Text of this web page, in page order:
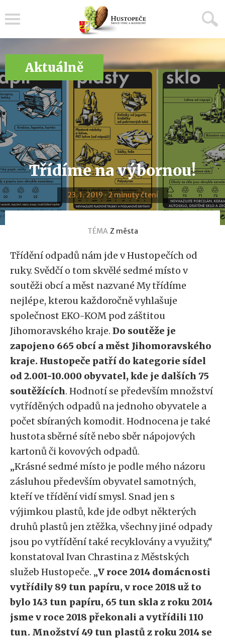
Aktuálně
Třídíme na výbornou!
23. 1. 2019 · 2 minuty čtení
TÉMA Z města
Třídění odpadů nám jde v Hustopečích od
ruky. Svědčí o tom skvělé sedmé místo v
soutěži obcí a měst nazvané My třídíme
nejlépe, kterou každoročně vyhlašuje
společnost EKO-KOM pod záštitou
Jihomoravského kraje. Do soutěže je
zapojeno 665 obcí a měst Jihomoravského
kraje. Hustopeče patří do kategorie sídel
od 2.001-10.000 obyvatel, kde je dalších 75
soutěžících. Hodnotí se především množství
vytříděných odpadů na jednoho obyvatele a
počet sbíraných komodit. Hodnocena je také
hustota sběrné sítě nebo sběr nápojových
kartonů či kovových odpadů.
„Krásné sedmé místo je podle mého názoru
zásluhou především obyvatel samotných,
kteří ve třídění vidí smysl. Snad jen s
výjimkou plastů, kde jde odbyt některých
druhů plastů jen ztěžka, všechny jiné odpady
jsou po vytřídění také recyklovány a využity,“
konstatoval Ivan Chrastina z Městských
služeb Hustopeče. „V roce 2014 domácnosti
vytřídily 89 tun papíru, v roce 2018 už to
bylo 143 tun papíru, 65 tun skla z roku 2014
jsme v roce 2018 překonali a vytřídili 110
tun. Množství 49 tun plastů z roku 2014 se